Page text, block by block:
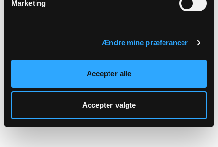
Marketing
Ændre mine præferancer
Accepter alle
Accepter valgte